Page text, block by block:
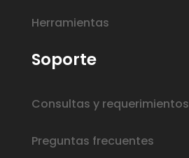
Herramientas
Soporte
Consultas y requerimientos
Preguntas frecuentes